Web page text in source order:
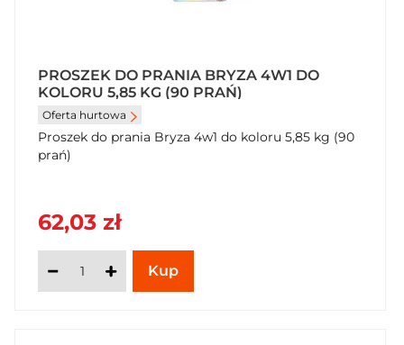
PROSZEK DO PRANIA BRYZA 4W1 DO
KOLORU 5,85 KG (90 PRAŃ)
Oferta hurtowa
Proszek do prania Bryza 4w1 do koloru 5,85 kg (90
prań)
62,03 zł